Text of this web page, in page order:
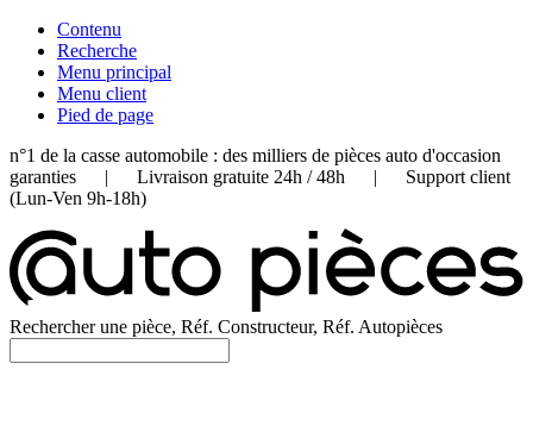
Contenu
Recherche
Menu principal
Menu client
Pied de page
n°1 de la casse automobile : des milliers de pièces auto d'occasion
garanties | Livraison gratuite 24h / 48h | Support client
(Lun-Ven 9h-18h)
Rechercher une pièce, Réf. Constructeur, Réf. Autopièces